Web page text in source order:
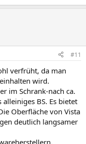
#11
verfrüht, da man
wird.
im Schrank-nach ca.
BS. Es bietet
Oberfläche von Vista
deutlich langsamer